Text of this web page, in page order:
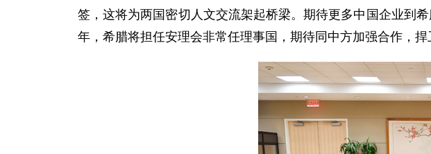
签，这将为两国密切人文交流架起桥梁。期待更多中国企业到
年，希腊将担任安理会非常任理事国，期待同中方加强合作，